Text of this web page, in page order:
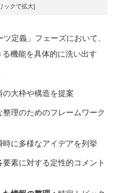
ックで拡大]
定義」フェーズにおいて、
機能を具体的に洗い出す
の大枠や構造を提案
整理のためのフレームワーク
時に多様なアイデアを列挙
要素に対する定性的コメント